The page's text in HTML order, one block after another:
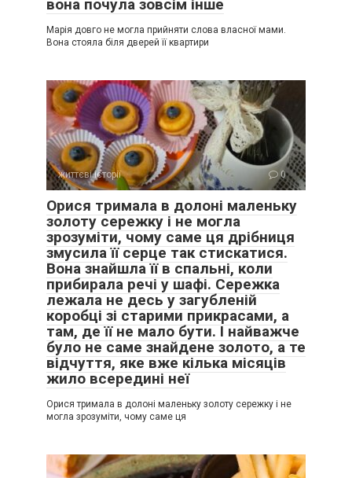
вона почула зовсім інше
Марія довго не могла прийняти слова власної мами.
Вона стояла біля дверей її квартири
життєві історії 0
Орися тримала в долоні маленьку
золоту сережку і не могла
зрозуміти, чому саме ця дрібниця
змусила її серце так стискатися.
Вона знайшла її в спальні, коли
прибирала речі у шафі. Сережка
лежала не десь у загубленій
коробці зі старими прикрасами, а
там, де її не мало бути. І найважче
було не саме знайдене золото, а те
відчуття, яке вже кілька місяців
жило всередині неї
Орися тримала в долоні маленьку золоту сережку і не
могла зрозуміти, чому саме ця